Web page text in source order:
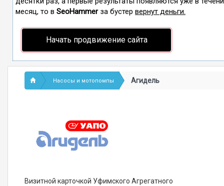
месяц, то в SeoHammerза бустер вернут деньги.
Начать продвижение сайта
Насосы и мотопомпы Агидель
Визитной карточкой Уфимского Агрегатного